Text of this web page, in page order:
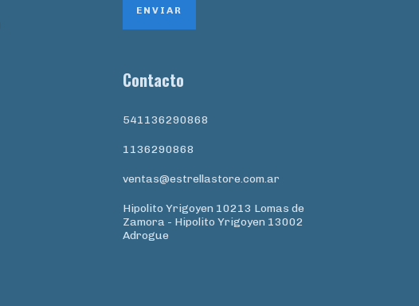
Contacto
541136290868
1136290868
ventas@estrellastore.com.ar
Hipolito Yrigoyen 10213 Lomas de
Zamora - Hipolito Yrigoyen 13002
Adrogue